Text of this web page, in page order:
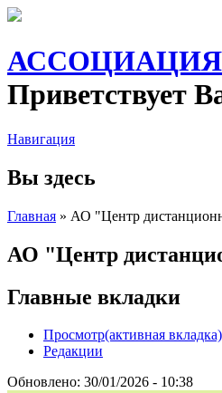
АССОЦИАЦИЯ
Приветствует
Навигация
Вы здесь
Главная » АО "Центр
АО "Центр
Главные вкладки
Просмотр(активная вкладка)
Редакции
Обновлено: 30/01/2026 - 10:38